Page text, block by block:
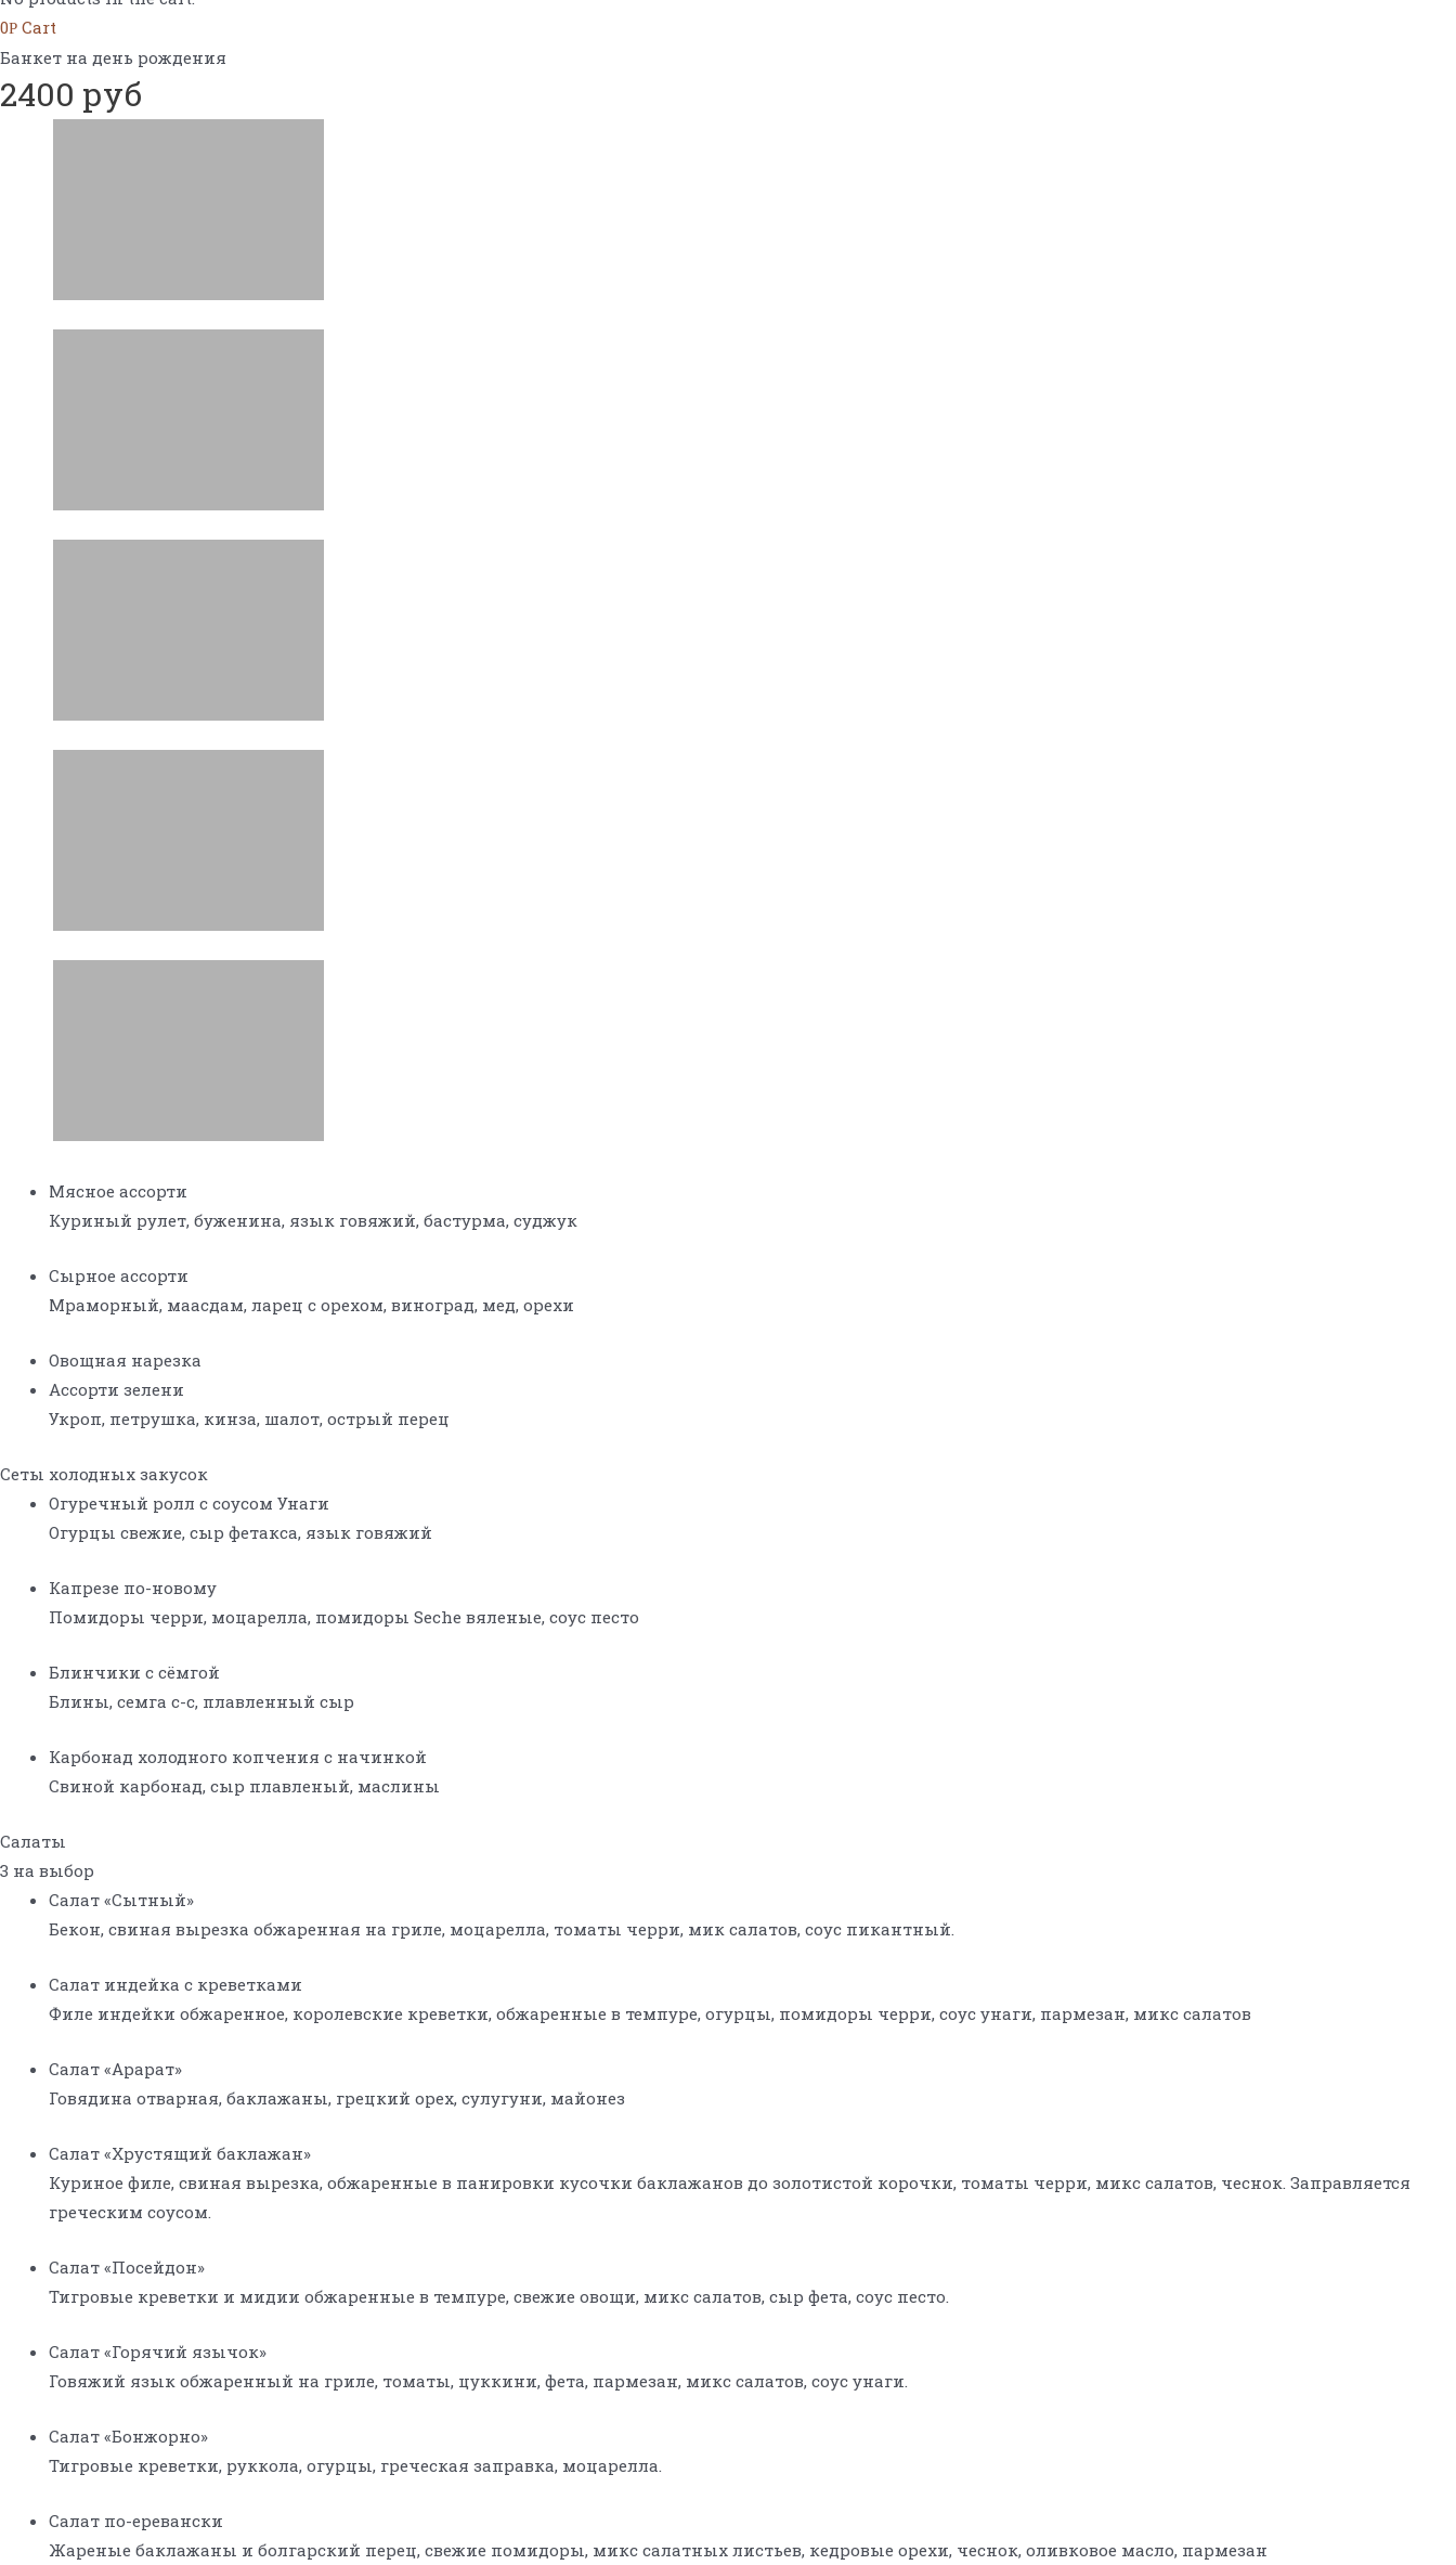
0Р Cart
Банкет на день рождения
2400 руб
Мясное ассорти
Куриный рулет, буженина, язык говяжий, бастурма, суджук
Сырное ассорти
Мраморный, маасдам, ларец с орехом, виноград, мед, орехи
Овощная нарезка
Ассорти зелени
Укроп, петрушка, кинза, шалот, острый перец
Сеты холодных закусок
Огуречный ролл с соусом Унаги
Огурцы свежие, сыр фетакса, язык говяжий
Капрезе по-новому
Помидоры черри, моцарелла, помидоры Seche вяленые, соус песто
Блинчики с сёмгой
Блины, семга с-с, плавленный сыр
Карбонад холодного копчения с начинкой
Свиной карбонад, сыр плавленый, маслины
Салаты
3 на выбор
Салат «Сытный»
Бекон, свиная вырезка обжаренная на гриле, моцарелла, томаты черри, мик салатов, соус пикантный.
Салат индейка с креветками
Филе индейки обжаренное, королевские креветки, обжаренные в темпуре, огурцы, помидоры черри, соус унаги, пармезан, микс салатов
Салат «Арарат»
Говядина отварная, баклажаны, грецкий орех, сулугуни, майонез
Салат «Хрустящий баклажан»
Куриное филе, свиная вырезка, обжаренные в панировки кусочки баклажанов до золотистой корочки, томаты черри, микс салатов, чеснок. Заправляется
греческим соусом.
Салат «Посейдон»
Тигровые креветки и мидии обжаренные в темпуре, свежие овощи, микс салатов, сыр фета, соус песто.
Салат «Горячий язычок»
Говяжий язык обжаренный на гриле, томаты, цуккини, фета, пармезан, микс салатов, соус унаги.
Салат «Бонжорно»
Тигровые креветки, руккола, огурцы, греческая заправка, моцарелла.
Салат по-еревански
Жареные баклажаны и болгарский перец, свежие помидоры, микс салатных листьев, кедровые орехи, чеснок, оливковое масло, пармезан